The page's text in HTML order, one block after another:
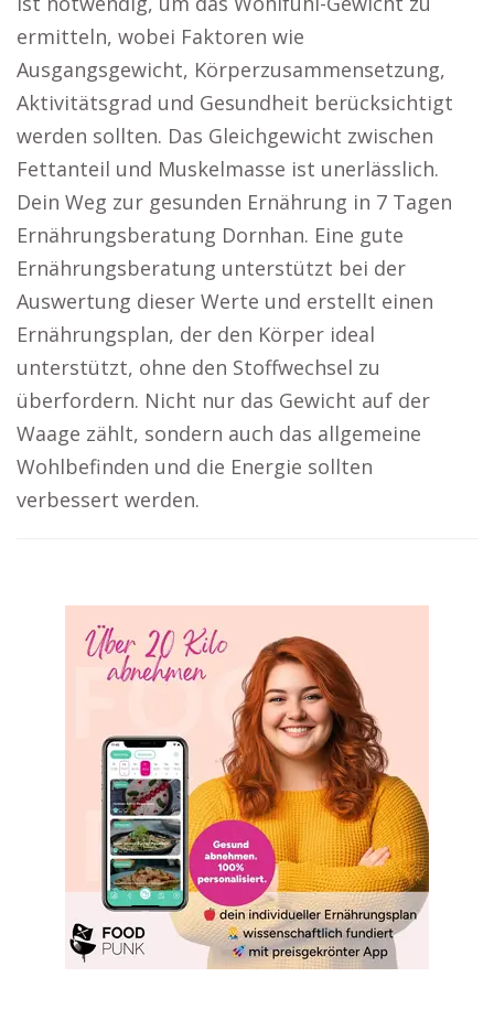
ermitteln, wobei Faktoren wie
Ausgangsgewicht, Körperzusammensetzung,
Aktivitätsgrad und Gesundheit berücksichtigt
werden sollten. Das Gleichgewicht zwischen
Fettanteil und Muskelmasse ist unerlässlich.
Dein Weg zur gesunden Ernährung in 7 Tagen
Ernährungsberatung Dornhan. Eine gute
Ernährungsberatung unterstützt bei der
Auswertung dieser Werte und erstellt einen
Ernährungsplan, der den Körper ideal
unterstützt, ohne den Stoffwechsel zu
überfordern. Nicht nur das Gewicht auf der
Waage zählt, sondern auch das allgemeine
Wohlbefinden und die Energie sollten
verbessert werden.